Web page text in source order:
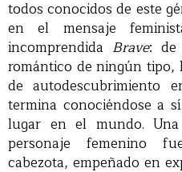
todos conocidos de este
en el mensaje
incomprendida Brave: de
romántico de ningún tipo,
de autodescubrimiento
termina conociéndose a
lugar en el mundo.
personaje femenino
cabezota, empeñado en